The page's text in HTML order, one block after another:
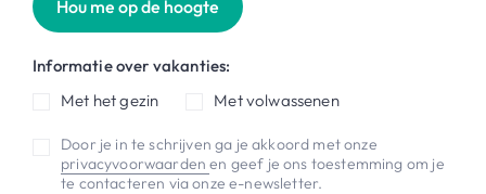
Hou me op de hoogte
Informatie over vakanties:
Met het gezin
Met volwassenen
Door je in te schrijven ga je akkoord met onze
privacyvoorwaardenen geef je ons toestemming om je
te contacteren via onze e-newsletter.